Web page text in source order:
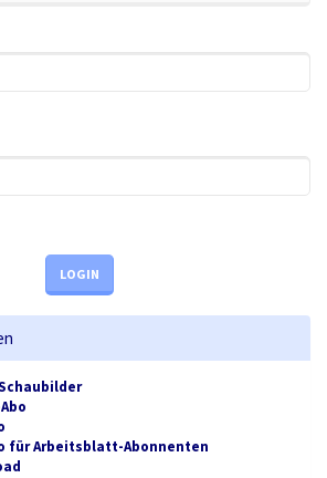
LOGIN
für Arbeitsblatt-Abonnenten